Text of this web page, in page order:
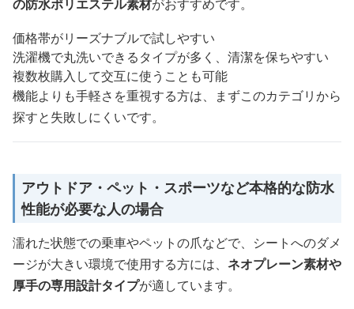
の防水ポリエステル素材がおすすめです。
価格帯がリーズナブルで試しやすい
洗濯機で丸洗いできるタイプが多く、清潔を保ちやすい
複数枚購入して交互に使うことも可能
機能よりも手軽さを重視する方は、まずこのカテゴリから
探すと失敗しにくいです。
アウトドア・ペット・スポーツなど本格的な防水
性能が必要な人の場合
濡れた状態での乗車やペットの爪などで、シートへのダメ
ージが大きい環境で使用する方には、 ネオプレーン素材や
厚手の専用設計タイプが適しています。